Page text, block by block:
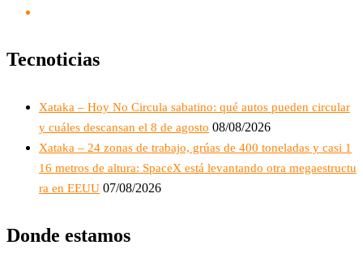
Tecnoticias
Xataka – Hoy No Circula sabatino: qué autos pueden circular
y cuáles descansan el 8 de agosto 08/08/2026
Xataka – 24 zonas de trabajo, grúas de 400 toneladas y casi 1
16 metros de altura: SpaceX está levantando otra megaestructu
ra en EEUU 07/08/2026
Donde estamos